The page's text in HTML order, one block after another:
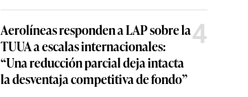
Aerolíneas responden a LAP sobre la
TUUA a escalas internacionales:
“Una reducción parcial deja intacta
la desventaja competitiva de fondo”
4